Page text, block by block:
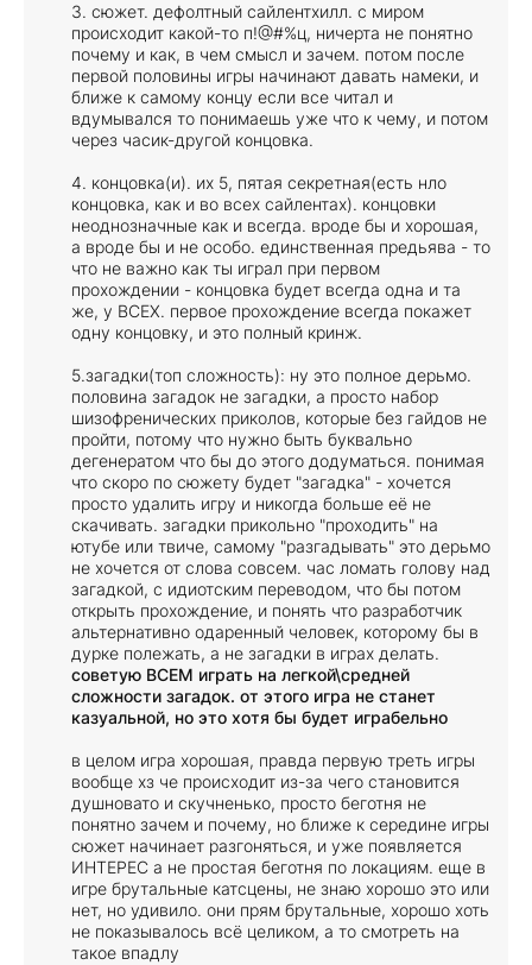
3. сюжет. дефолтный сайлентхилл. с миром
происходит какой-то п!@#%ц, ничерта не понятно
почему и как, в чем смысл и зачем. потом после
первой половины игры начинают давать намеки, и
ближе к самому концу если все читал и
вдумывался то понимаешь уже что к чему, и потом
через часик-другой концовка.
4. концовка(и). их 5, пятая секретная(есть нло
концовка, как и во всех сайлентах). концовки
неоднозначные как и всегда. вроде бы и хорошая,
а вроде бы и не особо. единственная предьява - то
что не важно как ты играл при первом
прохождении - концовка будет всегда одна и та
же, у ВСЕХ. первое прохождение всегда покажет
одну концовку, и это полный кринж.
5.загадки(топ сложность): ну это полное дерьмо.
половина загадок не загадки, а просто набор
шизофренических приколов, которые без гайдов не
пройти, потому что нужно быть буквально
дегенератом что бы до этого додуматься. понимая
что скоро по сюжету будет "загадка" - хочется
просто удалить игру и никогда больше её не
скачивать. загадки прикольно "проходить" на
ютубе или твиче, самому "разгадывать" это дерьмо
не хочется от слова совсем. час ломать голову над
загадкой, с идиотским переводом, что бы потом
открыть прохождение, и понять что разработчик
альтернативно одаренный человек, которому бы в
дурке полежать, а не загадки в играх делать.
советую ВСЕМ играть на легкой\средней
сложности загадок. от этого игра не станет
казуальной, но это хотя бы будет играбельно
в целом игра хорошая, правда первую треть игры
вообще хз че происходит из-за чего становится
душновато и скучненько, просто беготня не
понятно зачем и почему, но ближе к середине игры
сюжет начинает разгоняться, и уже появляется
ИНТЕРЕС а не простая беготня по локациям. еще в
игре брутальные катсцены, не знаю хорошо это или
нет, но удивило. они прям брутальные, хорошо хоть
не показывалось всё целиком, а то смотреть на
такое впадлу